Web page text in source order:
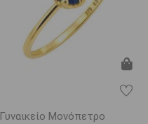
Γυναικείο Μονόπετρο